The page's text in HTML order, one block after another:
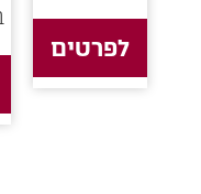
בעברית
לפרטים